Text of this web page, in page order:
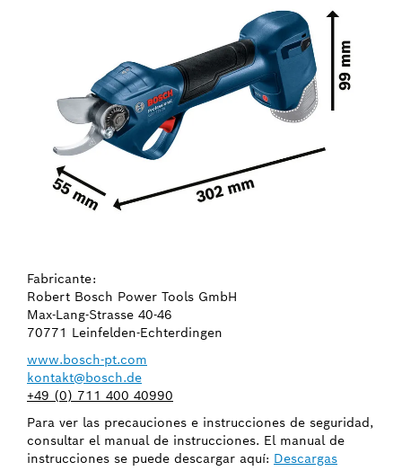
Fabricante:
Robert Bosch Power Tools GmbH
Max-Lang-Strasse 40-46
70771 Leinfelden-Echterdingen
www.bosch-pt.com
kontakt@bosch.de
+49 (0) 711 400 40990
Para ver las precauciones e instrucciones de seguridad,
consultar el manual de instrucciones. El manual de
instrucciones se puede descargar aquí: Descargas